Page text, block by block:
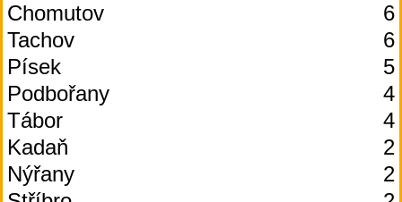
Chomutov
6
Tachov
6
Písek
5
Podbořany
4
Tábor
4
Kadaň
2
Nýřany
2